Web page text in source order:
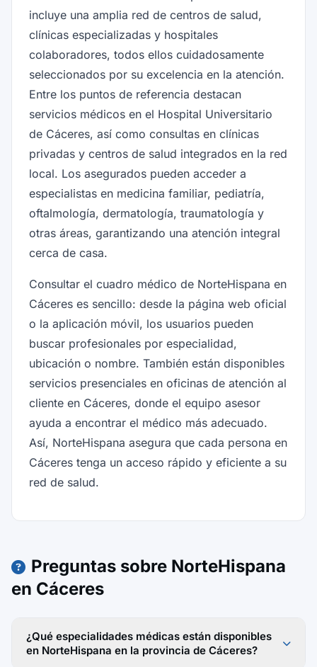
incluye una amplia red de centros de salud,
clínicas especializadas y hospitales
colaboradores, todos ellos cuidadosamente
seleccionados por su excelencia en la atención.
Entre los puntos de referencia destacan
servicios médicos en el Hospital Universitario
de Cáceres, así como consultas en clínicas
privadas y centros de salud integrados en la red
local. Los asegurados pueden acceder a
especialistas en medicina familiar, pediatría,
oftalmología, dermatología, traumatología y
otras áreas, garantizando una atención integral
cerca de casa.
Consultar el cuadro médico de NorteHispana en
Cáceres es sencillo: desde la página web oficial
o la aplicación móvil, los usuarios pueden
buscar profesionales por especialidad,
ubicación o nombre. También están disponibles
servicios presenciales en oficinas de atención al
cliente en Cáceres, donde el equipo asesor
ayuda a encontrar el médico más adecuado.
Así, NorteHispana asegura que cada persona en
Cáceres tenga un acceso rápido y eficiente a su
red de salud.
Preguntas sobre NorteHispana
en Cáceres
¿Qué especialidades médicas están disponibles
en NorteHispana en la provincia de Cáceres?